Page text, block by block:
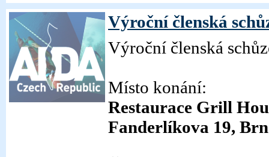
Výroční členská
Výroční členská
Místo konání:
Restaurace Grill
Fanderlíkova 19,